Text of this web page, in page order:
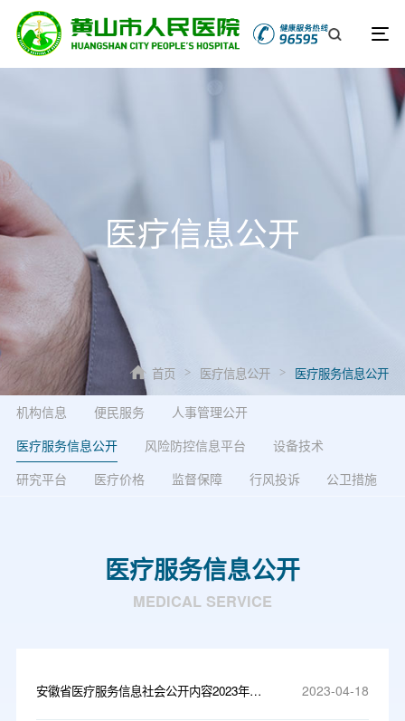
医疗信息公开
首页 > 医疗信息公开 > 医疗服务信息公开
机构信息 便民服务
人事管理公开
医疗服务信息公开
风险防控信息平台
设备技术
研究平台
医疗价格 监督保障 行风投诉 公卫措施
医疗服务信息公开
MEDICAL SERVICE
安徽省医疗服务信息社会公开内容2023年第一季度 2023-04-18